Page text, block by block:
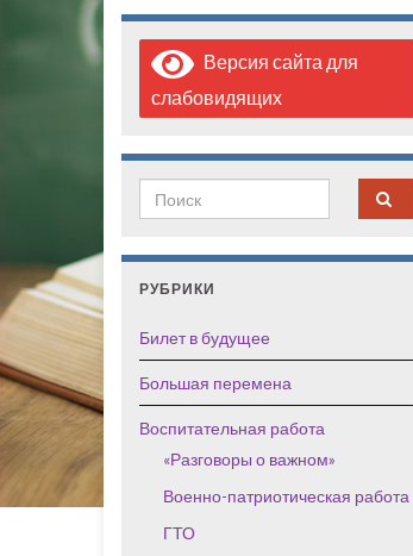
Версия сайта для
слабовидящих
Search for:
РУБРИКИ
Билет в будущее
Большая перемена
Воспитательная работа
«Разговоры о важном»
Военно-патриотическая работа
ГТО